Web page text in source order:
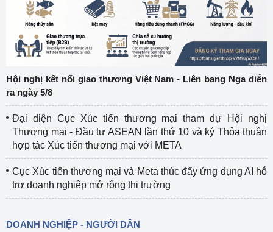
Hội nghị kết nối giao thương Việt Nam - Liên bang Nga diễn
ra ngày 5/8
Đại diện Cục Xúc tiến thương mại tham dự Hội nghị
Thương mại - Đầu tư ASEAN lần thứ 10 và ký Thỏa thuận
hợp tác Xúc tiến thương mại với META
Cục Xúc tiến thương mại và Meta thúc đẩy ứng dụng AI hỗ
trợ doanh nghiệp mở rộng thị trường
DOANH NGHIỆP - NGƯỜI DÂN